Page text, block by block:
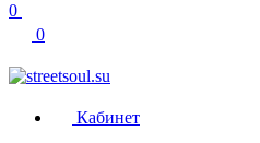
0
0
Кабинет